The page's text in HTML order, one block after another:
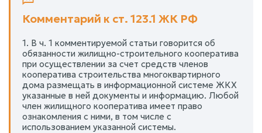
Комментарий к ст. 123.1 ЖК РФ
1. В ч. 1 комментируемой статьи говорится об
обязанности жилищно-строительного кооператива
при осуществлении за счет средств членов
кооператива строительства многоквартирного
дома размещать в информационной системе ЖКХ
указанные в ней документы и информацию. Любой
член жилищного кооператива имеет право
ознакомления с ними, в том числе с
использованием указанной системы.